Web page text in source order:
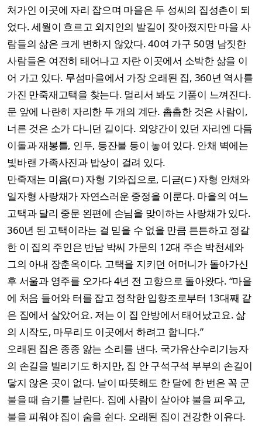
처가인 이곳에 자리 잡으며 마을은 두 성씨의 집성촌이 되
었다. 세월이 흐르고 외지인의 발길이 잦아졌지만 마을 사
람들의 삶은 크게 변하지 않았다. 40여 가구 50명 남짓한
사람들은 여전히 태어나고 자란 이곳에서 소박한 삶을 이
어 가고 있다. 무섬마을에서 가장 오래된 집, 360년 역사를
가진 만죽재고택을 찾는다. 멀리서 봐도 기품이 느껴진다.
문 앞에 나란히 자리한 두 개의 계단. 촘촘한 것은 사람이,
너른 것은 소가 다니던 길이다. 외양간이 있던 자리엔 다듬
이돌과 재봉틀, 인두, 등잔불 등이 놓여 있다. 안채 벽에는
빛바랜 가족사진과 밥상이 걸려 있다.
만죽재는 미음(ㅁ) 자형 기와집으로, 디귿(ㄷ) 자형 안채와
일자형 사랑채가 자연스러운 중정을 이룬다. 마을의 여느
고택과 달리 중문 왼편에 손님을 맞이하는 사랑채가 있다.
360년 된 고택이라는 걸 믿을 수 없을 만큼 튼튼하고 정갈
한 이 집의 주인은 반남 박씨 가문의 12대 주손 박천세와
그의 아내 장춘옥이다. 고택을 지키던 어머니가 돌아가신
후 서울과 영주를 오가다 4년 전 고향으로 돌아왔다. “마을
에 처음 들어와 터를 잡고 정착한 입향조로부터 13대째 같
은 집에서 살았어요. 저는 이 집 안방에서 태어났고요. 삶
의 시작도, 마무리도 이곳에서 하려고 합니다.”
오래된 집은 종종 앓는 소리를 낸다. 국가유산수리기능자
의 손길을 빌리기도 하지만, 집 안 구석구석 부부의 손길이
닿지 않은 곳이 없다. 날이 따뜻해도 한 달에 한 번은 꼭 군
불을 때 습기를 날린다. 집에 사람이 살아야 불을 피우고,
불을 피워야 집이 숨을 쉰다. 오래된 집이 건강한 이유다.